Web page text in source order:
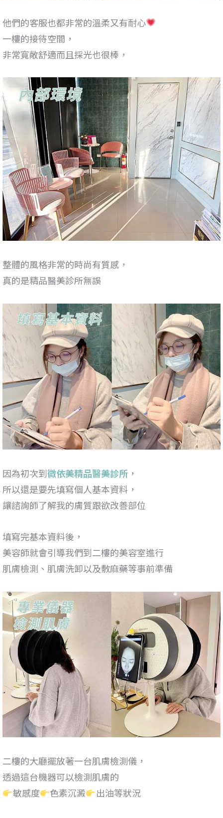
他們的客服也都非常的溫柔又有耐心
一樓的接待空間，
非常寬敞舒適而且採光也很棒，
整體的風格非常的時尚有質感，
真的是精品醫美診所無誤
因為初次到微依美精品醫美診所 ，
所以還是要先填寫個人基本資料，
讓諮詢師了解我的膚質跟欲改善部位
填寫完基本資料後，
美容師就會引導我們到二樓的美容室進行
肌膚檢測、肌膚洗卸以及敷麻藥等事前準備
二樓的大廳擺放著一台肌膚檢測儀，
透過這台機器可以檢測肌膚的
敏感度
色素沉澱 出油等狀況